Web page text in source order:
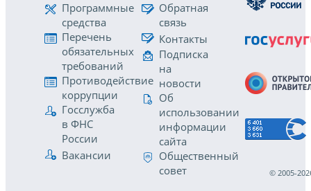
Программные
средства
Перечень
обязательных
требований
Противодействие
коррупции
Госслужба
в ФНС
России
Вакансии
Обратная
связь
Контакты
Подписка
на
новости
Об
использовании
информации
сайта
Общественный
совет
© 2005-